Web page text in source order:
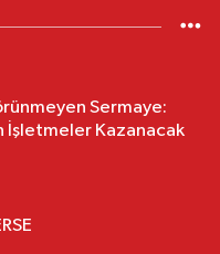
Sermaye:
İşletmeler Kazanacak